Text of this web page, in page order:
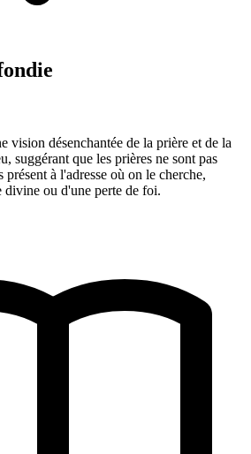
vision désenchantée de la prière et de la
suggérant que les prières ne sont pas
à l'adresse où on le cherche,
divine ou d'une perte de foi.